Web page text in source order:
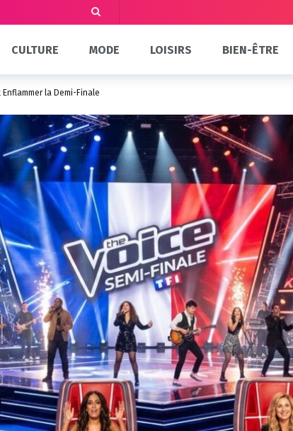
CULTURE MODE LOISIRS BIEN-ÊTRE
la Demi-Finale